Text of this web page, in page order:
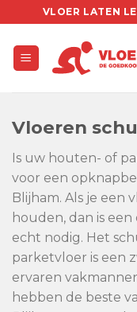
to
content
VLOER LATEN
Vloeren
Is uw houten- of
voor een
Blijham. Als je een
houden, dan is
echt nodig. Het
parketvloer is een
ervaren
hebben de beste